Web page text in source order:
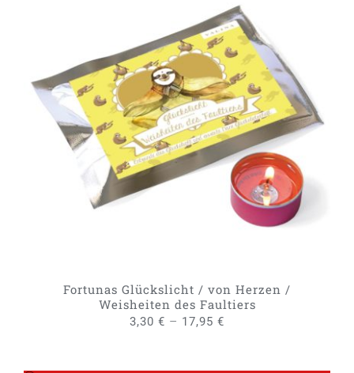
AUSFÜHRUNG WÄHLEN DIESES
PRODUKT
WEIST
MEHRERE
VARIANTEN
AUF.
DIE
OPTIONEN
KÖNNEN
GEWÄHLT
WERDEN
/
DETAILS
Fortunas Glückslicht / von Herzen /
Weisheiten des Faultiers
3,30 € – 17,95 €